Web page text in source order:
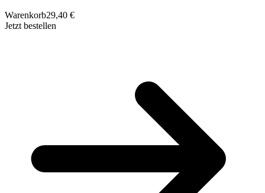
Warenkorb29,40 €
Jetzt bestellen